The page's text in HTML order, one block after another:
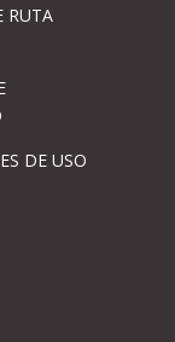
RUTA
DE USO